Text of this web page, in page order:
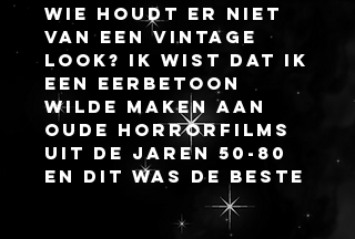
Wie houdt er niet
van een vintage
look? Ik wist dat ik
een eerbetoon
wilde maken aan
oude horrorfilms
uit de jaren 50-80
en dit was de beste
manier om die